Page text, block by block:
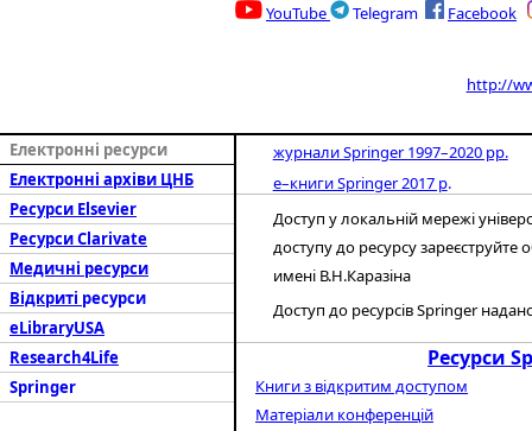
YouTube Telegram Facebook
http://
Електронні ресурси
Електронні архіви ЦНБ
Ресурси Elsevier
РесурсиClarivate
Медичні ресурси
Відкриті ресурси
eLibraryUSA
Research4Life
Springer
журнали Springer 1997–2020 рр.
е–книги Springer 2017 р.
Доступ у локальній мережі
доступу до ресурсузареєструйте
имені В.Н.Каразіна
Доступ до ресурсів Springer
Ресурси
Книги з відкритим доступом
Матеріали конференцій